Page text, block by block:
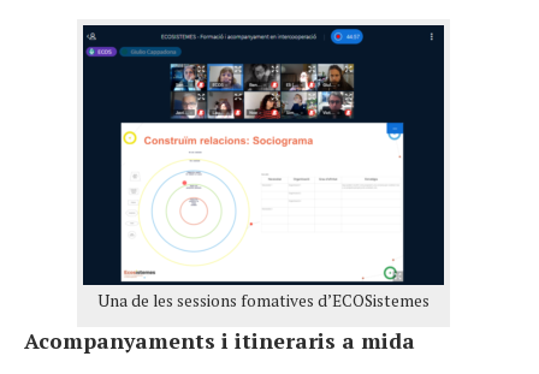
Una de les sessions fomatives d’ECOSistemes
Acompanyaments i itineraris a mida